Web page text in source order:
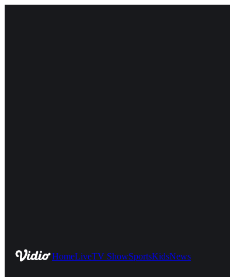
HomeLiveTV ShowSportsKidsNews